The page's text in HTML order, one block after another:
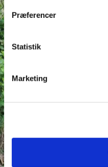
Præferencer
Statistik
Marketing